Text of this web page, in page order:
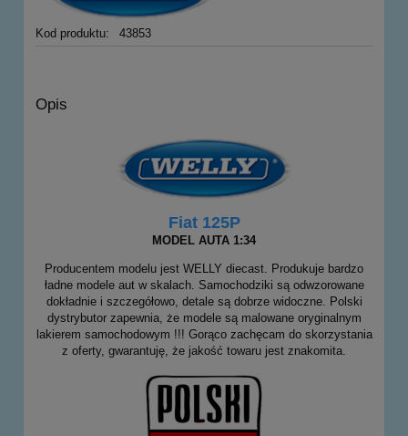
Kod produktu: 43853
Opis
Fiat 125P
MODEL AUTA 1:34
Producentem modelu jest WELLY diecast. Produkuje bardzo
ładne modele aut w skalach. Samochodziki są odwzorowane
dokładnie i szczegółowo, detale są dobrze widoczne. Polski
dystrybutor zapewnia, że modele są malowane oryginalnym
lakierem samochodowym !!! Gorąco zachęcam do skorzystania
z oferty, gwarantuję, że jakość towaru jest znakomita.